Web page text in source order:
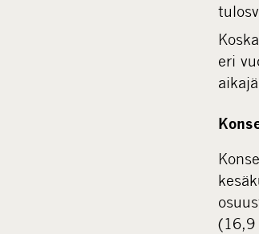
eri
(16,9